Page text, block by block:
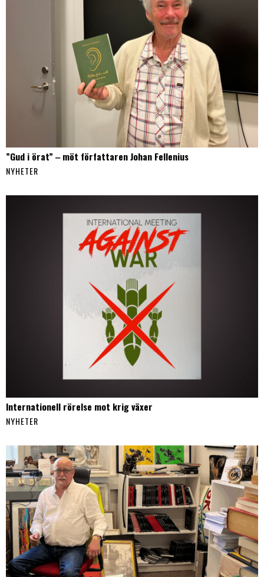
”Gud i örat” ‒ möt författaren Johan Fellenius
NYHETER
Internationell rörelse mot krig växer
NYHETER